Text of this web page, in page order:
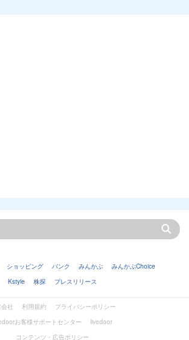
ショッピング バンク みんかぶ
みんかぶChoice
Kstyle
株探 プレスリリース
社 利用規約
プライバシーポリシー
お客様サポートセンター
livedoor
コンテンツ・広告ポリシー